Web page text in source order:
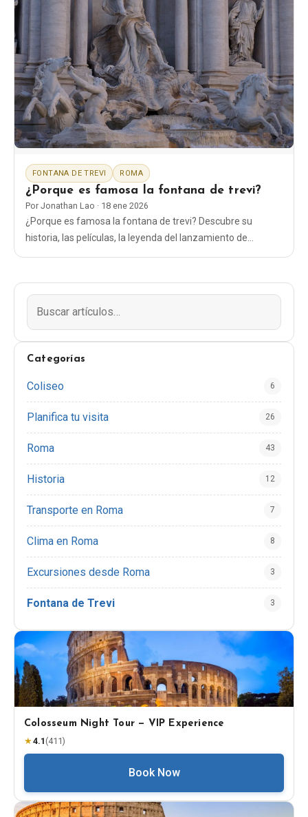
FONTANA DE TREVI ROMA
¿Porque es famosa la fontana de trevi?
Por Jonathan Lao · 18 ene 2026
¿Porque es famosa la fontana de trevi? Descubre su
historia, las películas, la leyenda del lanzamiento de
Categorías
Coliseo 6
Planifica tu visita 26
Roma 43
Historia 12
Transporte en Roma 7
Clima en Roma 8
Excursiones desde Roma 3
Fontana de Trevi 3
Colosseum Night Tour — VIP Experience
★4.1 (411)
Book Now